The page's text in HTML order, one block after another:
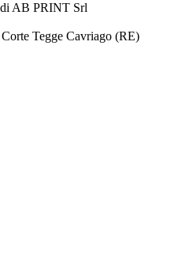
AB PRINT Srl
Tegge Cavriago (RE)